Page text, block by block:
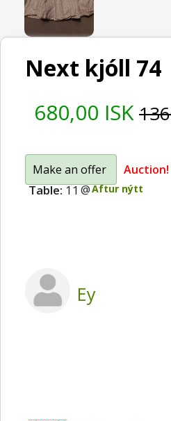
Next kjóll 74
680,00 ISK
Make an offer Auction!
Table:11@Aftur nýtt
Ey